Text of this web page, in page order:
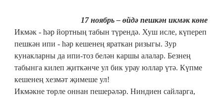
17 ноябрь – өйдә пешкән икмәк көне
Икмәк - һәр йортның табын түрендә. Хуш исле, күпереп
пешкән ипи - һәр кешенең яраткан ризыгы. Зур
кунакларны да ипи-тоз белән каршы алалар. Безнең
табынга килеп җиткәнче ул бик урау юллар үтә. Күпме
кешенең хезмәт җимеше ул!
Икмәкне төрле оннан пешерәләр. Ниндиен сайларга,